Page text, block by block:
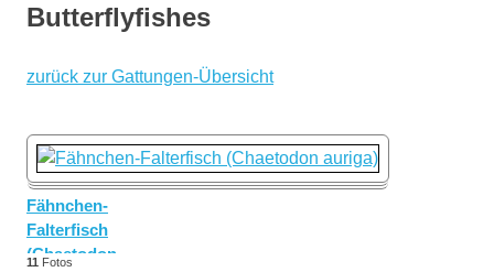
Butterflyfishes
zurück zur Gattungen-Übersicht
Fähnchen-
Falterfisch
(Chaetodon
11 Fotos